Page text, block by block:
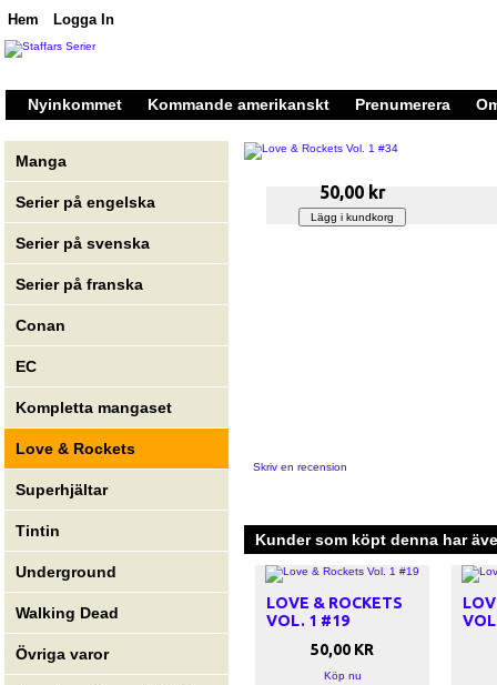
Hem Logga In
Nyinkommet Kommande amerikanskt Prenumerera
Manga
Serier på engelska
Serier på svenska
Serier på franska
Conan
EC
Kompletta mangaset
Love & Rockets
Superhjältar
Tintin
Underground
Walking Dead
Övriga varor
50,00 kr
Skriv en recension
Kunder som köpt denna har
LOVE & ROCKETS
VOL. 1 #19
50,00 KR
Köp nu